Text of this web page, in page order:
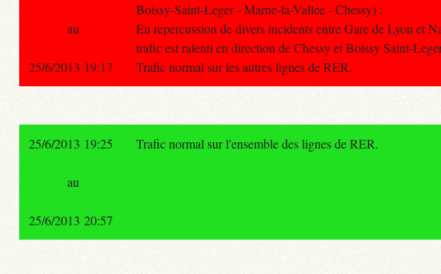
Boissy-Saint-Leger - Marne-la-Vallee - Chessy) :
En repercussion de divers incidents entre Gare de Lyon et
trafic est ralenti en direction de Chessy et Boissy Saint-
Trafic normal sur les autres lignes de RER.
au
25/6/2013 19:17
25/6/2013 19:25 Trafic normal sur l'ensemble des lignes de RER.
au
25/6/2013 20:57